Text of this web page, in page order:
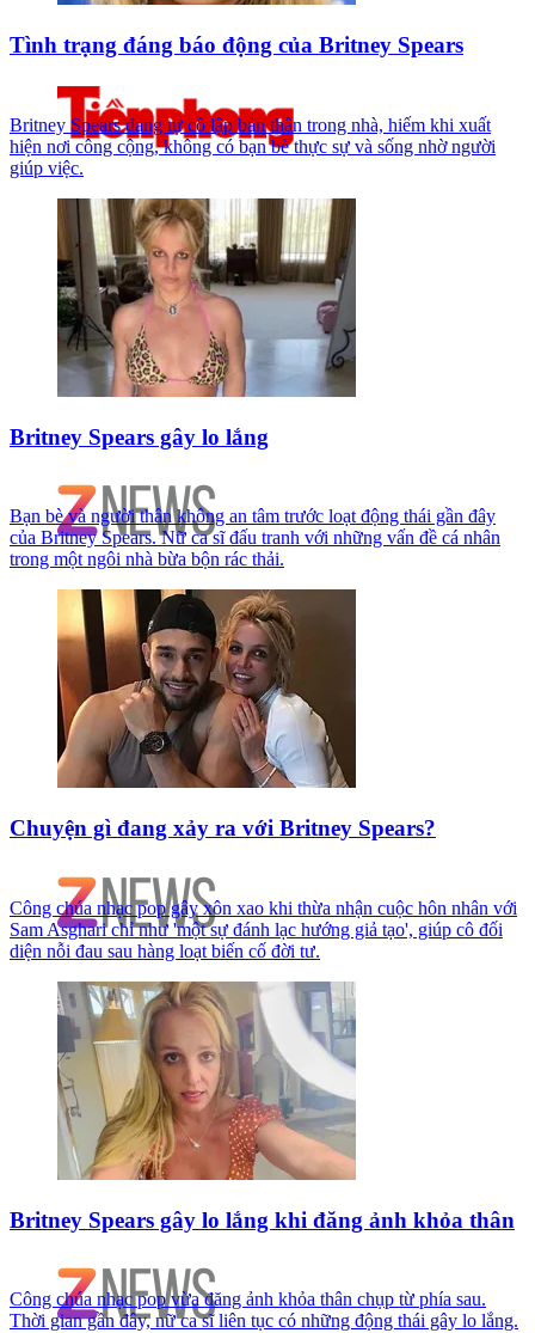
Tình trạng đáng báo động của Britney Spears
Britney Spears đang tự cô lập bản thân trong nhà, hiếm khi xuất
hiện nơi công cộng, không có bạn bè thực sự và sống nhờ người
giúp việc.
Britney Spears gây lo lắng
Bạn bè và người thân không an tâm trước loạt động thái gần đây
của Britney Spears. Nữ ca sĩ đấu tranh với những vấn đề cá nhân
trong một ngôi nhà bừa bộn rác thải.
Chuyện gì đang xảy ra với Britney Spears?
Công chúa nhạc pop gây xôn xao khi thừa nhận cuộc hôn nhân với
Sam Asghari chỉ như 'một sự đánh lạc hướng giả tạo', giúp cô đối
diện nỗi đau sau hàng loạt biến cố đời tư.
Britney Spears gây lo lắng khi đăng ảnh khỏa thân
Công chúa nhạc pop vừa đăng ảnh khỏa thân chụp từ phía sau.
Thời gian gần đây, nữ ca sĩ liên tục có những động thái gây lo lắng.